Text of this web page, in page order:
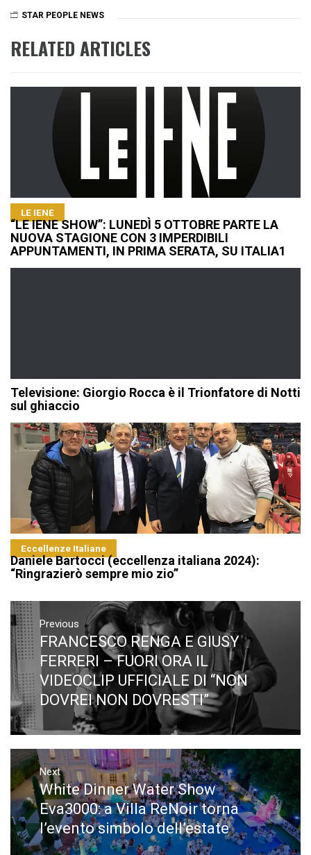
STAR PEOPLE NEWS
RELATED ARTICLES
LE IENE
“LE IENE SHOW”: LUNEDÌ 5 OTTOBRE PARTE LA
NUOVA STAGIONE CON 3 IMPERDIBILI
APPUNTAMENTI, IN PRIMA SERATA, SU ITALIA1
Televisione: Giorgio Rocca è il Trionfatore di Notti
sul ghiaccio
Eccellenze Italiane
Daniele Bartocci (eccellenza italiana 2024):
“Ringrazierò sempre mio zio”
Navigazione
articoli
Previous
Previous
post:
FRANCESCO RENGA E GIUSY
FERRERI – FUORI ORA IL
VIDEOCLIP UFFICIALE DI “NON
DOVREI NON DOVRESTI”
Next
Next
post:
White Dinner Water Show
Eva3000: a Villa ReNoir torna
l’evento simbolo dell’estate